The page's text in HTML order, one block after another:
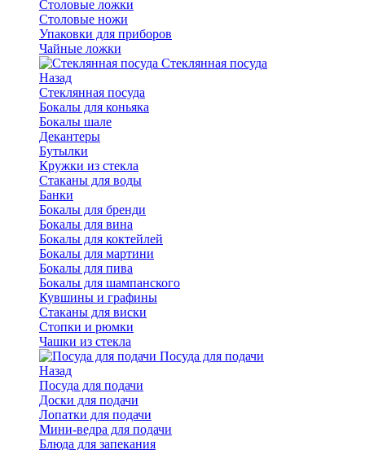
Столовые ложки
Столовые ножи
Упаковки для приборов
Чайные ложки
Стеклянная посуда
Назад
Стеклянная посуда
Бокалы для коньяка
Бокалы шале
Декантеры
Бутылки
Кружки из стекла
Стаканы для воды
Банки
Бокалы для бренди
Бокалы для вина
Бокалы для коктейлей
Бокалы для мартини
Бокалы для пива
Бокалы для шампанского
Кувшины и графины
Стаканы для виски
Стопки и рюмки
Чашки из стекла
Посуда для подачи
Назад
Посуда для подачи
Доски для подачи
Лопатки для подачи
Мини-ведра для подачи
Блюда для запекания